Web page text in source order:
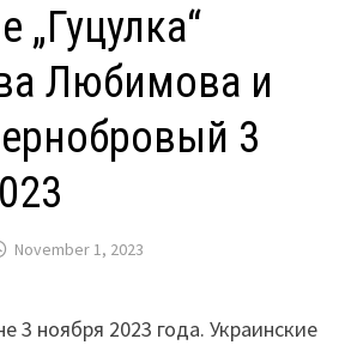
„Гуцулка“
Любимова и
3
November 1, 2023
3 ноября 2023 года. Украинские